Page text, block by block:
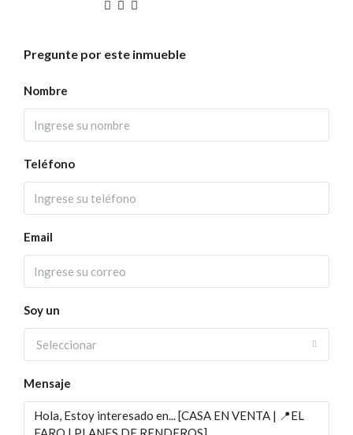
Pregunte por este inmueble
Nombre
Teléfono
Email
Soy un
Seleccionar
Mensaje